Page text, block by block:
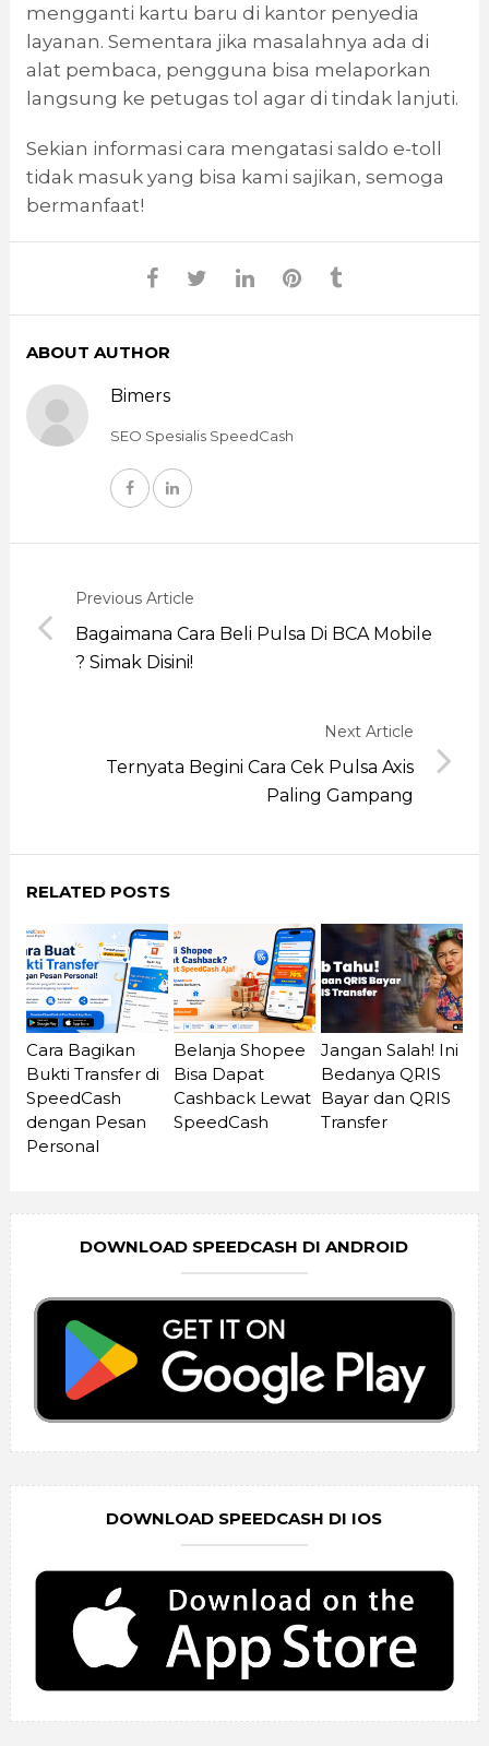
mengganti kartu baru di kantor penyedia
layanan. Sementara jika masalahnya ada di
alat pembaca, pengguna bisa melaporkan
langsung ke petugas tol agar di tindak lanjuti.
Sekian informasi cara mengatasi saldo e-toll
tidak masuk yang bisa kami sajikan, semoga
bermanfaat!
ABOUT AUTHOR
Bimers
SEO Spesialis SpeedCash
Previous Article
Bagaimana Cara Beli Pulsa Di BCA Mobile
? Simak Disini!
Next Article
Ternyata Begini Cara Cek Pulsa Axis
Paling Gampang
RELATED POSTS
Cara Bagikan
Bukti Transfer di
SpeedCash
dengan Pesan
Personal
Belanja Shopee
Bisa Dapat
Cashback Lewat
SpeedCash
Jangan Salah! Ini
Bedanya QRIS
Bayar dan QRIS
Transfer
DOWNLOAD SPEEDCASH DI ANDROID
DOWNLOAD SPEEDCASH DI IOS